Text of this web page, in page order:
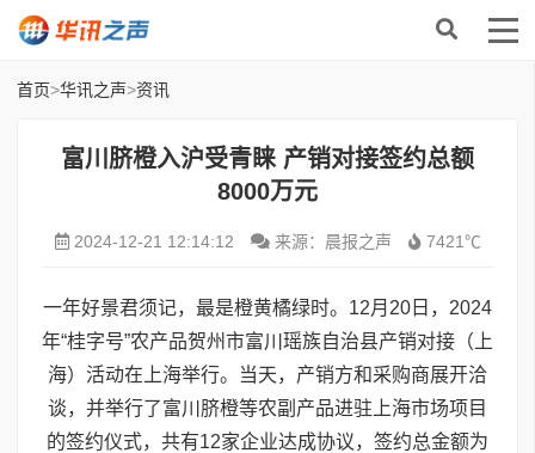
首页>华讯之声>资讯
富川脐橙入沪受青睐 产销对接签约总额
8000万元
2024-12-21 12:14:12 来源：晨报之声 7421℃
一年好景君须记，最是橙黄橘绿时。12月20日，2024
年“桂字号”农产品贺州市富川瑶族自治县产销对接（上
海）活动在上海举行。当天，产销方和采购商展开洽
谈，并举行了富川脐橙等农副产品进驻上海市场项目
的签约仪式，共有12家企业达成协议，签约总金额为